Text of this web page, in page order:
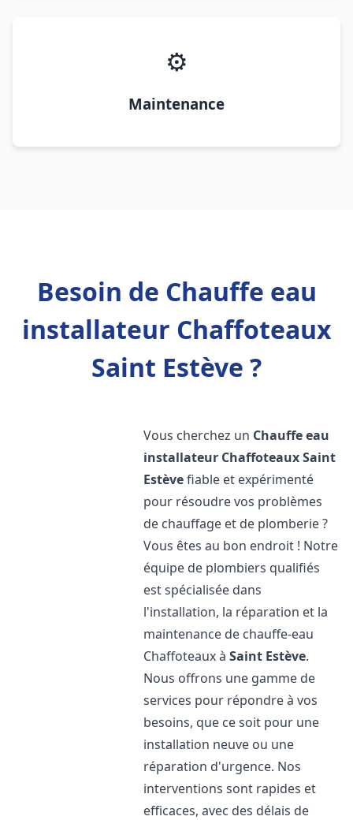
⚙️
Maintenance
Besoin de Chauffe eau
installateur Chaffoteaux
Saint Estève ?
Vous cherchez un Chauffe eau
installateur ChaffoteauxSaint
Estèvefiable et expérimenté
pour résoudre vos problèmes
de chauffage et de plomberie ?
Vous êtes au bon endroit ! Notre
équipe de plombiers qualifiés
est spécialisée dans
l'installation, la réparation et la
maintenance de chauffe-eau
Chaffoteaux àSaint Estève.
Nous offrons une gamme de
services pour répondre à vos
besoins, que ce soit pour une
installation neuve ou une
réparation d'urgence. Nos
interventions sont rapides et
efficaces, avec des délais de